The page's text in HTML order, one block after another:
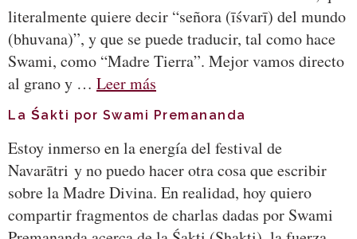
literalmente quiere decir “señora (īśvarī) del mundo
(bhuvana)”, y que se puede traducir, tal como hace
Swami, como “Madre Tierra”. Mejor vamos directo
al grano y … Leer más
La Śakti por Swami Premananda
Estoy inmerso en la energía del festival de
Navarātri y no puedo hacer otra cosa que escribir
sobre la Madre Divina. En realidad, hoy quiero
compartir fragmentos de charlas dadas por Swami